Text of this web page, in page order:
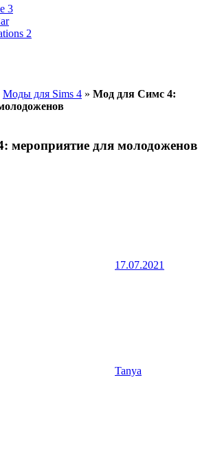
3
2
Моды для Sims 4 » Мод для Симс 4:
мероприятие для молодоженов
17.07.2021
Tanya